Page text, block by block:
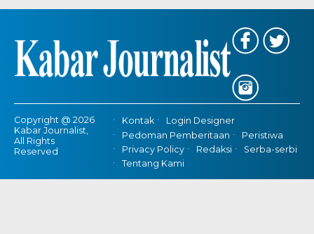
Copyright @ 2026
Kabar Journalist,
All Rights
Reserved
Kontak
Login Designer
Pedoman Pemberitaan
Peristiwa
Privacy Policy
Redaksi
Serba-serbi
Tentang Kami